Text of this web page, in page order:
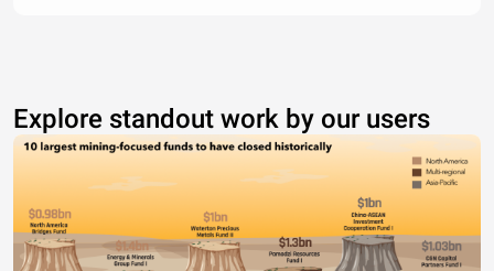
Explore standout work by our users